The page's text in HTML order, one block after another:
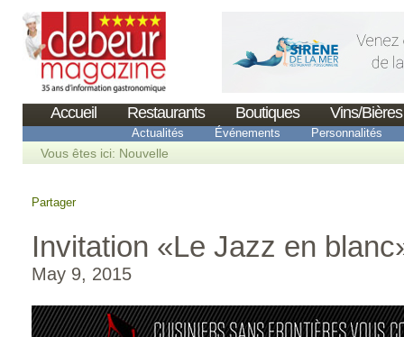
Accueil Restaurants Boutiques Vins/Bières
Actualités Événements Personnalités
Vous êtes ici: Nouvelle
Partager
Invitation «Le Jazz en
May 9, 2015